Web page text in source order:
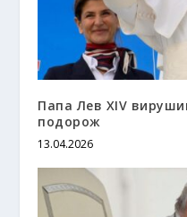
Папа Лев XIV
подорож
13.04.2026